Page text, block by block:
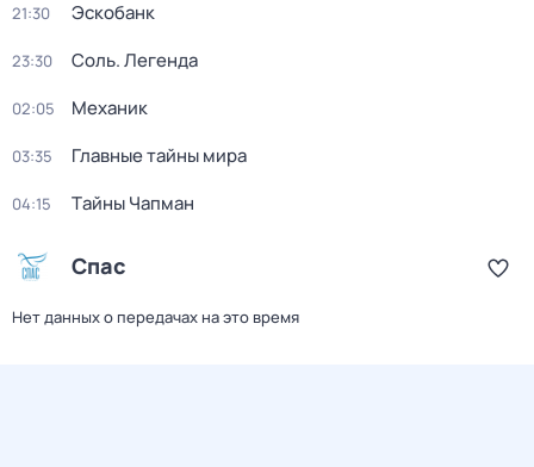
21:30 Эскобанк
23:30 Соль. Легенда
02:05 Механик
03:35 Главные тайны мира
04:15 Тaйны Чапман
Спас
Нет данных о передачах на это время